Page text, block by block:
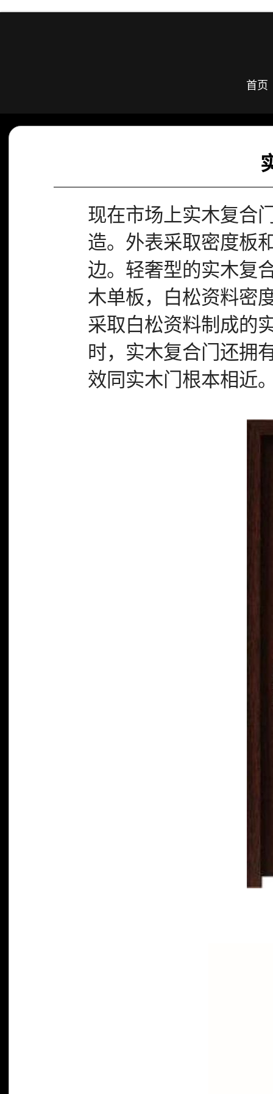
首页
现在市场上实木复合
造。外表采取密度板
边。轻奢型的实木复
木单板，白松资料密
采取白松资料制成的
时，实木复合门还拥
效同实木门根本相近